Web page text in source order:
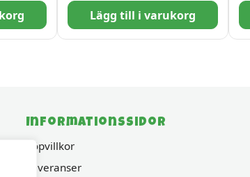
Lägg till i varukorg
Informationssidor
Köpvillkor
Leveranser